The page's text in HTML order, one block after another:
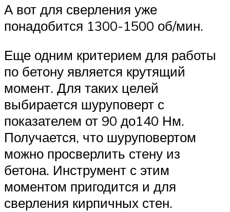
А вот для сверления уже
понадобится 1300-1500 об/мин.
Еще одним критерием для работы
по бетону является крутящий
момент. Для таких целей
выбирается шуруповерт с
показателем от 90 до140 Нм.
Получается, что шуруповертом
можно просверлить стену из
бетона. Инструмент с этим
моментом пригодится и для
сверления кирпичных стен.